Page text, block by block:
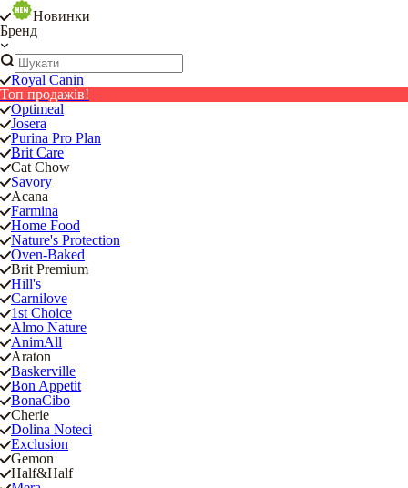
Новинки
Бренд
Royal Canin
Топ продажів!
Optimeal
Josera
Purina Pro Plan
Brit Care
Cat Chow
Savory
Acana
Farmina
Home Food
Nature's Protection
Oven-Baked
Brit Premium
Hill's
Carnilove
1st Choice
Almo Nature
AnimAll
Araton
Baskerville
Bon Appetit
BonaCibo
Cherie
Dolina Noteci
Exclusion
Gemon
Half&Half